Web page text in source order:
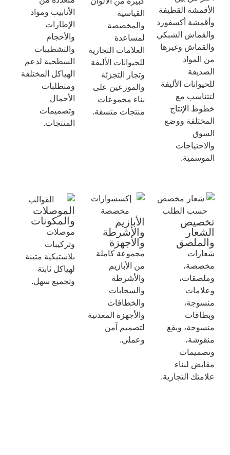
الأقمشة القطيفة
وأقمشة أكسفورد
والقماش الشبكي
والقماش وغيرها
من المواد
الصديقة
للحيوانات الأليفة
لتتناسب مع
خطوط الإنتاج
المختلفة ووضع
السوق
والاحتياجات
الموسمية.
القياسية
والمخصصة
لمساعدة
العلامات التجارية
للحيوانات الأليفة
وتجار التجزئة
والموزعين على
بناء مجموعات
منتجات متسقة.
الأنابيب ومواد
الإطارات
والأحجام
والتشطيبات
السطحية لدعم
الهياكل المختلفة
ومتطلبات
الأحمال
وتصميمات
المنتجات.
تخصيص
الشعار
والملصق
شعارات
مخصصة،
وملصقات،
وعلامات
منسوجة،
وبطاقات
منسوجة، وبقع
منقوشة،
وتصميمات
مقابض لبناء
علامتك التجارية.
الأبازيم
والأشرطة
والأجهزة
مجموعة كاملة
من الأبازيم
والأشرطة
والسحابات
والخطافات
والأجهزة المعدنية
لتصميم آمن
وعملي.
الموصلات
والمكونات
موصلات
وتركيبات
بلاستيكية متينة
لهياكل ثابتة
وتجميع سهل.